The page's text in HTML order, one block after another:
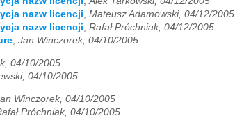
nazw licencji, Mateusz Adamowski, 04/12/2005
nazw licencji, Rafał Próchniak, 04/12/2005
, Jan Winczorek, 04/10/2005
04/10/2005
04/10/2005
Winczorek, 04/10/2005
Próchniak, 04/10/2005